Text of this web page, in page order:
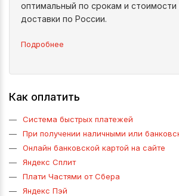
оптимальный по срокам и стоимости
доставки по России.
Подробнее
Как оплатить
Система быстрых платежей
При получении наличными или
Онлайн банковской картой на сайте
Яндекс Сплит
Плати Частями от Сбера
Яндекс Пэй